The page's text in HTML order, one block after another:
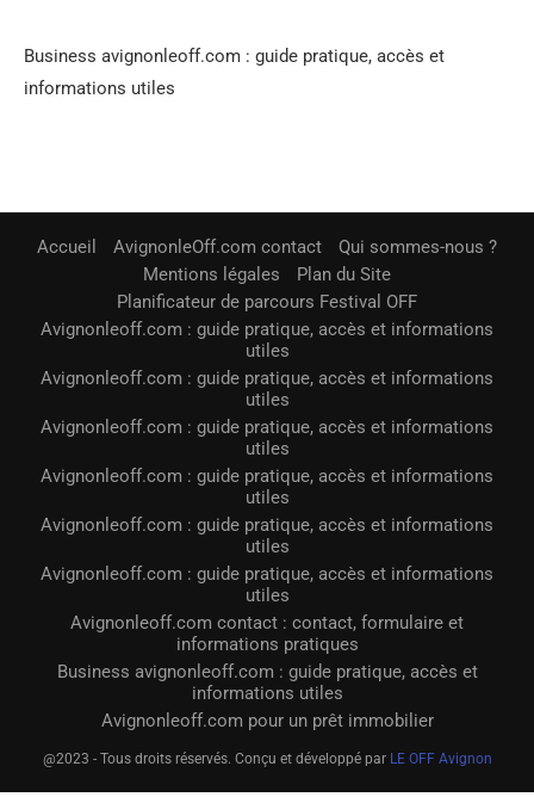
Business avignonleoff.com : guide pratique, accès et
informations utiles
Accueil AvignonleOff.com contact
Qui sommes-nous ?
Mentions légales
Plan du Site
Planificateur de parcours Festival OFF
Avignonleoff.com : guide pratique, accès et informations
utiles
Avignonleoff.com : guide pratique, accès et informations
utiles
Avignonleoff.com : guide pratique, accès et informations
utiles
Avignonleoff.com : guide pratique, accès et informations
utiles
Avignonleoff.com : guide pratique, accès et informations
utiles
Avignonleoff.com : guide pratique, accès et informations
utiles
Avignonleoff.com contact : contact, formulaire et
informations pratiques
Business avignonleoff.com : guide pratique, accès et
informations utiles
Avignonleoff.com pour un prêt immobilier
@2023 - Tous droits réservés. Conçu et développé par LE OFF Avignon